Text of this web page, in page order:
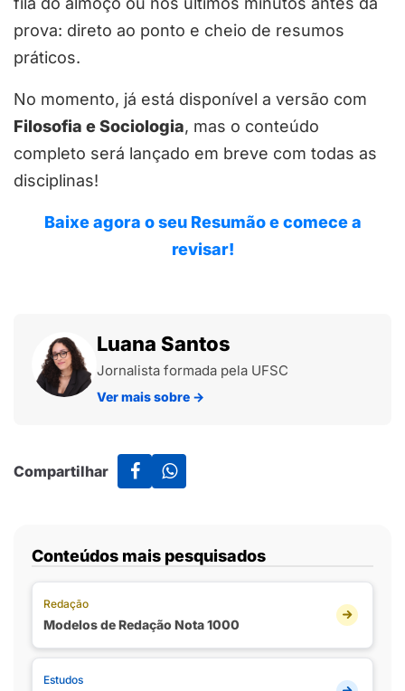
prova: direto ao ponto e cheio de resumos
práticos.
No momento, já está disponível a versão com
Filosofia e Sociologia, mas o conteúdo
completo será lançado em breve com todas as
disciplinas!
Baixe agora o seu Resumão e comece a
revisar!
Luana Santos
Jornalista formada pela UFSC
Ver mais sobre →
Compartilhar
Conteúdos mais pesquisados
Redação
Modelos de Redação Nota 1000
Estudos